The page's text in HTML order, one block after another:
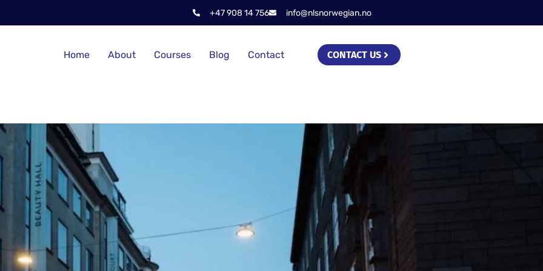
+47 908 14 756 info@nlsnorwegian.no
Home About Courses Blog Contact CONTACT US